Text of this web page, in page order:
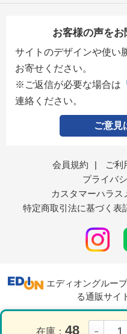
在庫： 48 －
お客様の声を
サイトのデザインや使い
お寄せください。
※ご返信が必要な場合は
連絡ください。
ご意見
会員規約 | ご利
プライバ
カスタマーハラ
特定商取引法に基づく表
エディオングルー
る通販サイ